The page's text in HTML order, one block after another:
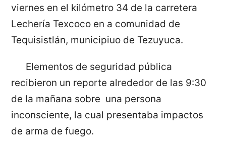
viernes en el kilómetro 34 de la carretera
Lechería Texcoco en a comunidad de
Tequisistlán, municipiuo de Tezuyuca.
Elementos de seguridad pública
recibieron un reporte alrededor de las 9:30
de la mañana sobre una persona
inconsciente, la cual presentaba impactos
de arma de fuego.